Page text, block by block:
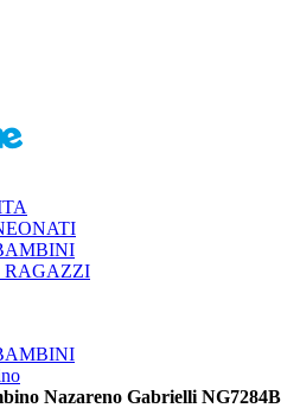
RAGAZZI
Nazareno Gabrielli NG7284B